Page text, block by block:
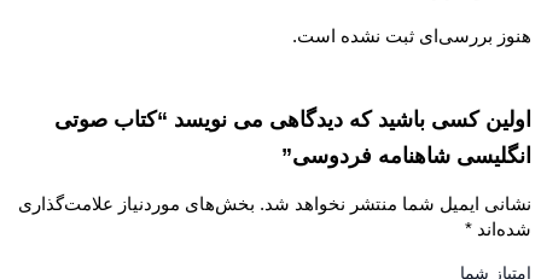
بررسی‌ای ثبت نشده است.
کسی باشید که دیدگاهی می نویسد “کتاب صوتی
شاهنامه فردوسی”
ایمیل شما منتشر نخواهد شد. بخش‌های موردنیاز علامت‌گذاری
*
شما